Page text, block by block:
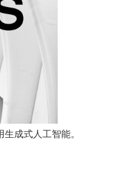
成式人工智能。